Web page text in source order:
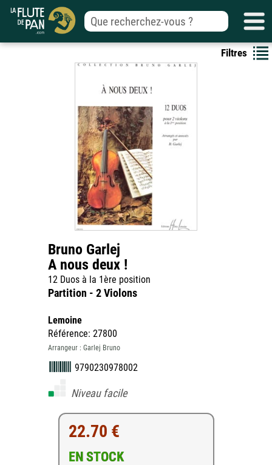
Filtres
Bruno Garlej
A nous deux !
12 Duos à la 1ère position
Partition - 2 Violons
Lemoine
Référence: 27800
Arrangeur : Garlej Bruno
9790230978002
Niveau facile
22.70 €
EN STOCK